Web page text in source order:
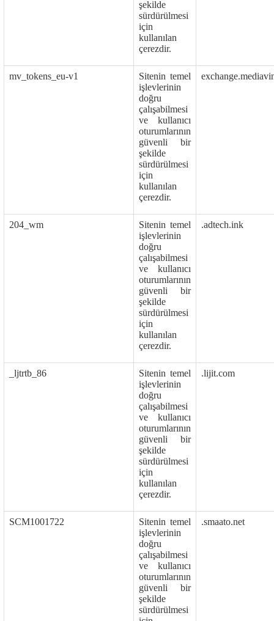
şekilde
sürdürülmesi
için
kullanılan
çerezdir.
mv_tokens_eu-v1
Sitenin temel
işlevlerinin
doğru
çalışabilmesi
ve kullanıcı
oturumlarının
güvenli bir
şekilde
sürdürülmesi
için
kullanılan
çerezdir.
204_wm
Sitenin temel
işlevlerinin
doğru
çalışabilmesi
ve kullanıcı
oturumlarının
güvenli bir
şekilde
sürdürülmesi
için
kullanılan
çerezdir.
.adtech.ink
_ljtrtb_86
Sitenin temel
işlevlerinin
doğru
çalışabilmesi
ve kullanıcı
oturumlarının
güvenli bir
şekilde
sürdürülmesi
için
kullanılan
çerezdir.
.lijit.com
SCM1001722
Sitenin temel
işlevlerinin
doğru
çalışabilmesi
ve kullanıcı
oturumlarının
güvenli bir
şekilde
sürdürülmesi
.smaato.net